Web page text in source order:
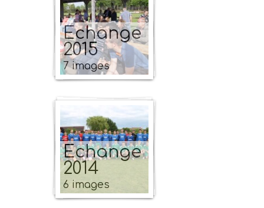
Echange
2015
7 images
Echange
2014
6 images